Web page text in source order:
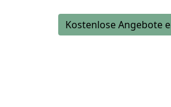
Kostenlose Angebote